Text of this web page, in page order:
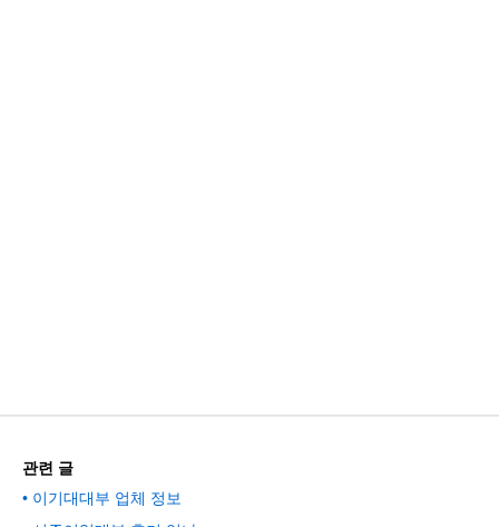
관련 글
이기대대부 업체 정보